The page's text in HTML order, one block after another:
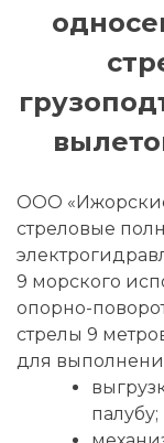
ООО
стреловые
9 морского
опорно-
стрелы 9
для
палубу;